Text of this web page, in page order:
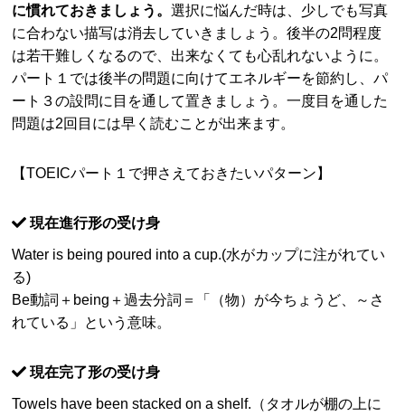
に慣れておきましょう。選択に悩んだ時は、少しでも写真
に合わない描写は消去していきましょう。後半の2問程度
は若干難しくなるので、出来なくても心乱れないように。
パート１では後半の問題に向けてエネルギーを節約し、パ
ート３の設問に目を通して置きましょう。一度目を通した
問題は2回目には早く読むことが出来ます。
【TOEICパート１で押さえておきたいパターン】
現在進行形の受け身
Water is being poured into a cup.(水がカップに注がれてい
る)
Be動詞＋being＋過去分詞＝「（物）が今ちょうど、～さ
れている」という意味。
現在完了形の受け身
Towels have been stacked on a shelf.（タオルが棚の上に